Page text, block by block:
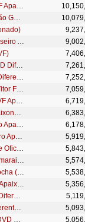
BOCA DA SUA VIDA - Vitor Fernandes (DVD VF Apaixonado)
SERÁ QUE DÁ CERTO - Vitor Fernandes e João Gomes (Clipe Oficial)
NEM VOCÊ NEM EU - Vitor Fernandes - CD Piseiro Apaixonado 2021
BOA SORTE PRA VOCÊ - Vitor Fernandes (DVD Diferente de Tudo)
CASE-SE SABENDO - Vitor Fernandes (DVD Diferente de Tudo)
TODAS AS COISAS DO MUNDO / PERDOA - Vitor Fernandes e Pablo (DVD Como Nunca)
CASE-SE SABENDO - Vitor Fernandes (DVD VF Apaixonado)
ME CHAMA - Vitor Fernandes - CD Piseiro Apaixonado 2021
MIL ESQUEMAS - Vitor Fernandes - CD Piseiro Apaixonado 2021
MIL ESQUEMAS - Vitor Fernandes (DVD Piseiro Apaixonado)
NÃO TEM MAIS AMOR - Vitor Fernandes (Clipe Oficial)
RESQUÍCIOS - Vitor Fernandes feat. @maiaramaraisaoficial (Clipe Oficial)
PARTE PRA CIMA - Vitor Fernandes e Luan Rocha (DVD VF Apaixonado)
BATEU A QUÍMICA - Vitor Fernandes (DVD VF Apaixonado)
DÁ UM BALÃO NELE - Vitor Fernandes (DVD Diferente de Tudo)
PESSOA ERRADA - Vitor Fernandes (DVD Diferente de Tudo)
ME DÓI TE VER SEM MIM - Vitor Fernandes (DVD Piseiro Apaixonado)